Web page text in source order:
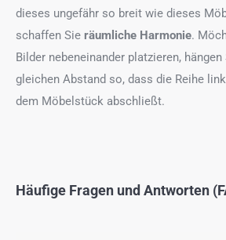
dieses ungefähr so breit wie dieses
schaffen Sie räumliche Harmonie.
Bilder nebeneinander platzieren,
gleichen Abstand so, dass die Reihe
dem Möbelstück abschließt.
Häufige Fragen und Antworten